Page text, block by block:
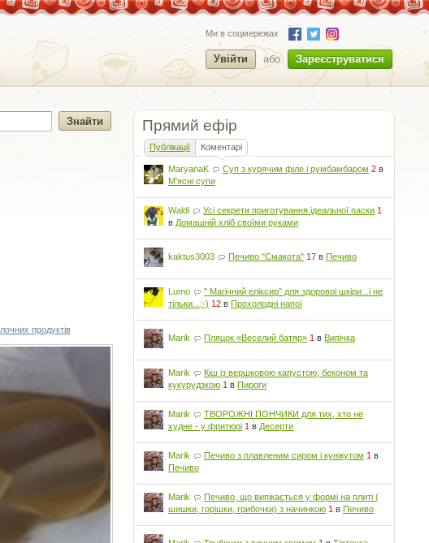
Ми в соцмережах
Увійти або Зареєструватися
Прямий ефір
Публікації Коментарі
MaryanaK Суп з курячим філе і румбамбаром 2 в
М'ясні супи
Waldi Усі секрети приготування ідеальної паски 1
в Домашній хліб своїми руками
kaktus3003 Печиво "Смакота" 17 вПечиво
Lumo
" Магічний еліксир" для здоровоі шкіри...і не
тільки...;-) 12 вПрохолодні напої
Marik Пляцок «Веселий батяр» 1 вВипічка
Marik
Кіш із вершковою капустою, беконом та
кукурудзкою 1 вПироги
Marik
ТВОРОЖНІ ПОНЧИКИ для тих, хто не
худне - у фритюрі 1 в Десерти
Marik Печиво з плавленим сиром і кунжутом 1 в
Печиво
Marik
Печиво, що випікається у формі на плиті (
шишки, горішки, грибочки) з начинкою 1 вПечиво
продуктів